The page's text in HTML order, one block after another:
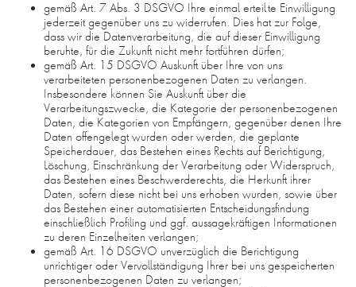
gemäß Art. 7 Abs. 3 DSGVO Ihre einmal erteilte Einwilligung
jederzeit gegenüber uns zu widerrufen. Dies hat zur Folge,
dass wir die Datenverarbeitung, die auf dieser Einwilligung
beruhte, für die Zukunft nicht mehr fortführen dürfen;
gemäß Art. 15 DSGVO Auskunft über Ihre von uns
verarbeiteten personenbezogenen Daten zu verlangen.
Insbesondere können Sie Auskunft über die
Verarbeitungszwecke, die Kategorie der personenbezogenen
Daten, die Kategorien von Empfängern, gegenüber denen Ihre
Daten offengelegt wurden oder werden, die geplante
Speicherdauer, das Bestehen eines Rechts auf Berichtigung,
Löschung, Einschränkung der Verarbeitung oder Widerspruch,
das Bestehen eines Beschwerderechts, die Herkunft ihrer
Daten, sofern diese nicht bei uns erhoben wurden, sowie über
das Bestehen einer automatisierten Entscheidungsfindung
einschließlich Profiling und ggf. aussagekräftigen Informationen
zu deren Einzelheiten verlangen;
gemäß Art. 16 DSGVO unverzüglich die Berichtigung
unrichtiger oder Vervollständigung Ihrer bei uns gespeicherten
personenbezogenen Daten zu verlangen;